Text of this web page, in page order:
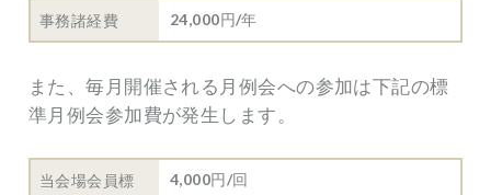
事務諸経費 24,000円/年
また、毎月開催される月例会への参加は下記の標
準月例会参加費が発生します。
当会場会員標 4,000円/回